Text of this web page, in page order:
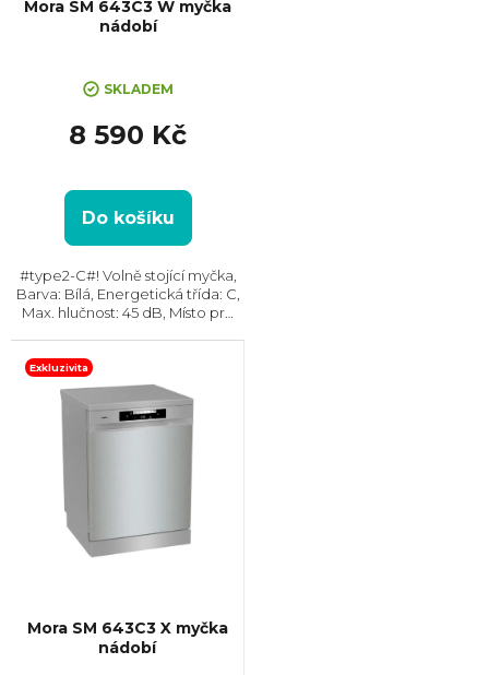
Mora SM 643C3 W myčka
nádobí
SKLADEM
8 590 Kč
Do košíku
#type2-C#! Volně stojící myčka,
Barva: Bílá, Energetická třída: C,
Max. hlučnost: 45 dB, Místo pro
Spotřeba vody na cyklus: 9,5 l,...
Exkluzivita
Mora SM 643C3 X myčka
nádobí